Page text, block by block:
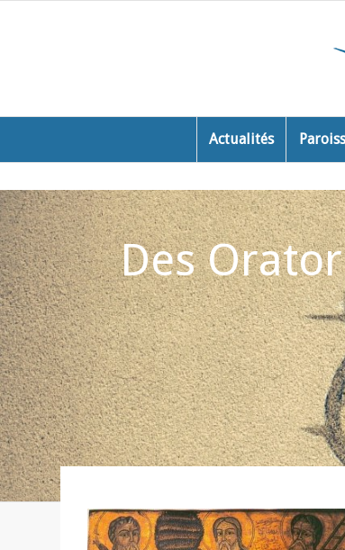
Actualités
Des